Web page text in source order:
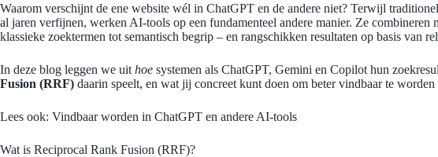
Waarom verschijnt de ene website wél in ChatGPT en de andere niet? Terwijl
al jaren verfijnen, werken AI-tools op een fundamenteel andere manier. Ze combineren
klassieke zoektermen tot semantisch begrip – en rangschikken resultaten op basis van
In deze blog leggen we uit hoe systemen als ChatGPT, Gemini en Copilot hun
Fusion (RRF) daarin speelt, en wat jij concreet kunt doen om beter vindbaar te
Lees ook: Vindbaar worden in ChatGPT en andere AI-tools
Wat is Reciprocal Rank Fusion (RRF)?